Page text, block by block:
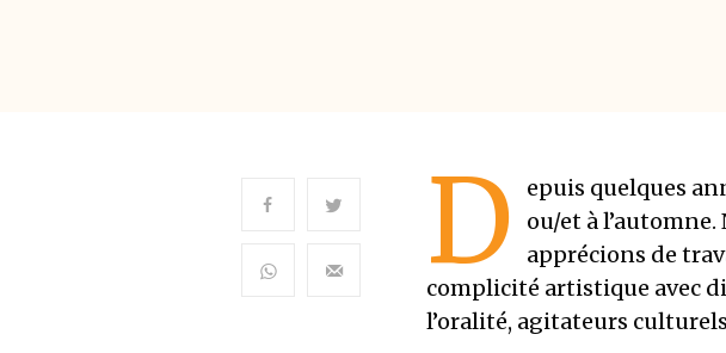
D
epuis quelques
ou/et à
apprécions de
complicité artistique avec
l’oralité, agitateurs